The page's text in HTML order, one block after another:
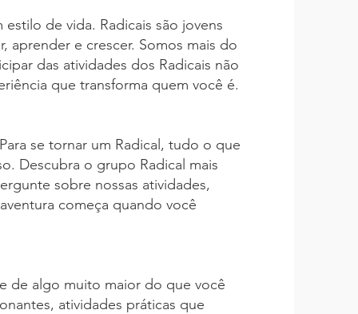
estilo de vida. Radicais são jovens
aprender e crescer. Somos mais do
das atividades dos Radicais não
que transforma quem você é.
se tornar um Radical, tudo o que
Descubra o grupo Radical mais
sobre nossas atividades,
começa quando você
de algo muito maior do que você
atividades práticas que